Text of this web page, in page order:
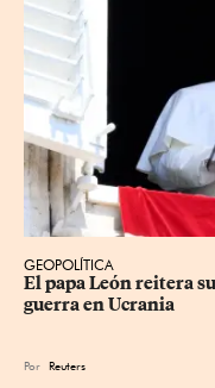
GEOPOLÍTICA
El papa León reitera
guerra en Ucrania
Por Reuters